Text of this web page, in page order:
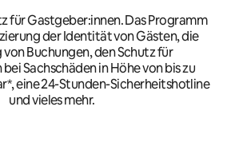
für Gastgeber:innen. Das Programm
der Identität von Gästen, die
Buchungen, den Schutz für
Sachschäden in Höhe von bis zu
eine 24-Stunden-Sicherheitshotline
und vieles mehr.